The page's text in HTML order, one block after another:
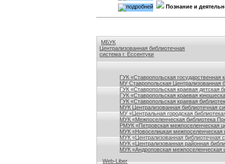
Познание и
МБУК
Централизованная библиотечная
система г. Ессентуки
ГУК «Ставропольская
МУ Ставропольская Централизованная
ГУК «Ставропольская краевая детская
ГУК «Ставропольская краевая
ГУК «Ставропольская краевая
МУК Централизованная библиотечная
МУ «Центральная городская
МУК «Межпоселенческая библиотека
РМУК «Петровская межпоселенческая
МУК «Новоселицкая межпоселенческая
МУК «Централизованная библиотечная
МУК «Централизованная районная
МУК «Андроповская межпоселенческая
Web-Liber